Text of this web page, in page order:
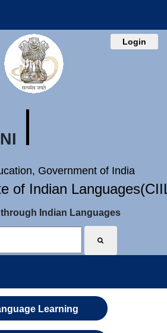
Login
Government of India
of Indian
Indian Languages
Learning